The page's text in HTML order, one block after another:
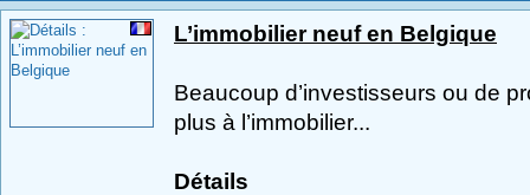
L’immobilier neuf en Belgique
Beaucoup d’investisseurs ou de
plus à l’immobilier...
Détails